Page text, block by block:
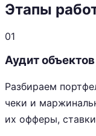
Этапы
01
Аудит
Разбираем
чеки и
их офферы,